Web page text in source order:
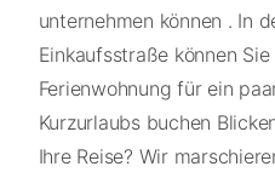
unternehmen können . In
Einkaufsstraße können
Ferienwohnung für ein
Kurzurlaubs buchen
Ihre Reise? Wir